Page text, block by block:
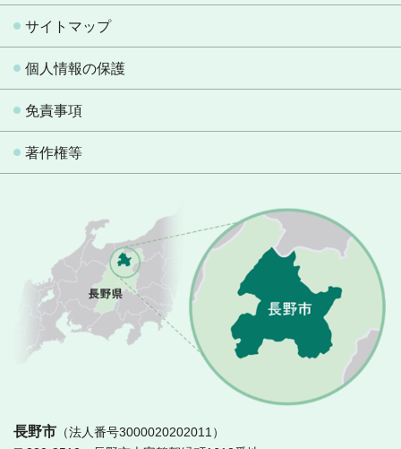
サイトマップ
個人情報の保護
免責事項
著作権等
長野市 （法人番号3000020202011）